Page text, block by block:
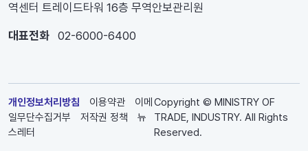
역센터 트레이드타워 16층 무역안보관리원
대표전화 02-6000-6400
개인정보처리방침 이용약관
이메
일무단수집거부
저작권 정책
뉴
스레터
Copyright © MINISTRY OF
TRADE, INDUSTRY. All Rights
Reserved.